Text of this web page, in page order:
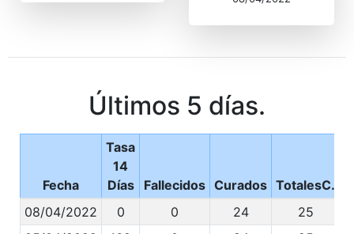
Últimos 5 días.
Fecha
Tasa
14
Días
Fallecidos Curados TotalesC.
08/04/2022
0 0 24
25